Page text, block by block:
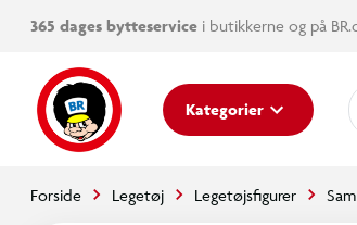
365 dages bytteservice i butikkerne og på
Kategorier
Forside Legetøj Legetøjsfigurer